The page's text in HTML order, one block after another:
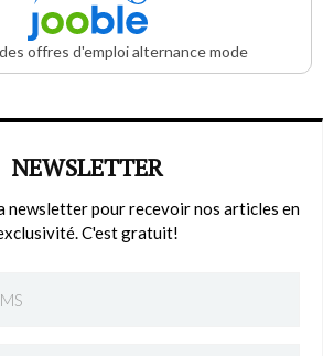
offres d'emploi alternance mode
NEWSLETTER
newsletter pour recevoir nos articles en
C'est gratuit!